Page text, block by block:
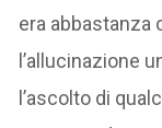
era abbastanza
l’allucinazione
l’ascolto di